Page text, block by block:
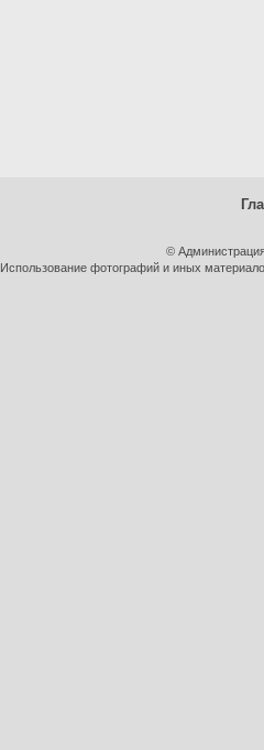
©
Использование фотографий и иных